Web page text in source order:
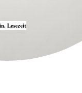
Lesezeit